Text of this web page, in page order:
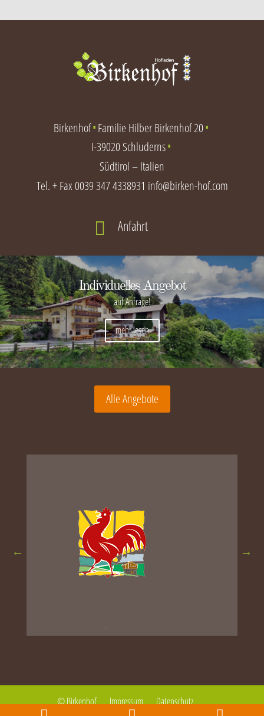
Birkenhof ∎ Familie Hilber Birkenhof 20 ∎
I-39020 Schluderns ∎
Südtirol – Italien
Tel. + Fax0039 347 4338931 info@birken-hof.com
 Anfahrt
Individuelles Angebot
auf Anfrage!
mehr lesen
Alle Angebote
© Birkenhof Impressum
Datenschutz